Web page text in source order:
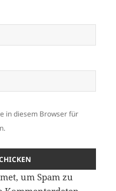
in diesem Browser für
um Spam zu